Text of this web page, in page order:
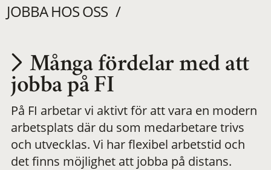
JOBBA HOS OSS
Utvecklas på en
meningsfull och
flexibel
Många fördelar med att
jobba på FI
På FI arbetar vi aktivt för att vara en modern
arbetsplats där du som medarbetare trivs
och utvecklas. Vi har flexibel arbetstid och
det finns möjlighet att jobba på distans.